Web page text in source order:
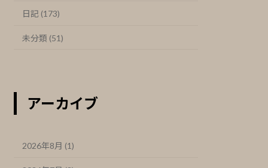
日記 (173)
未分類 (51)
アーカイブ
2026年8月 (1)